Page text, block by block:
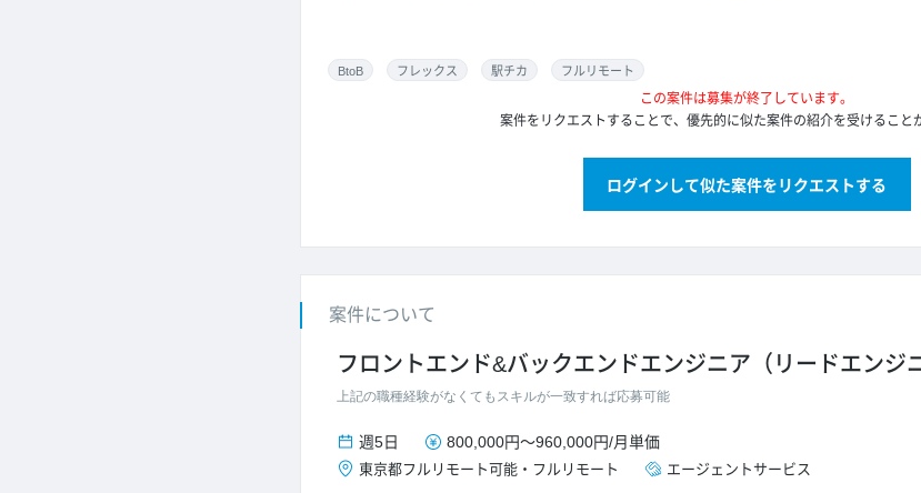
BtoB フレックス 駅チカ フルリモート
この案件は募集が終了しています。
案件をリクエストすることで、優先的に似た案件の紹介を受けること
ログインして似た案件をリクエストする
案件について
フロントエンド&バックエンドエンジニア（リードエンジ
上記の職種経験がなくてもスキルが一致すれば応募可能
週5日 800,000円～960,000円/月単価
東京都フルリモート可能 ・ フルリモート エージェントサービス